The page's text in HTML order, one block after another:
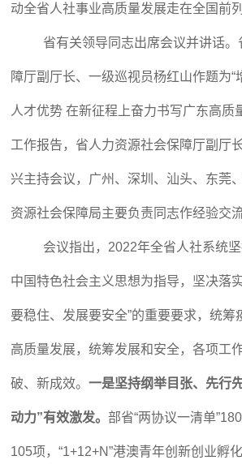
动全省人社事业高质量发展走在全国前列
省有关领导同志出席会议并讲话。
障厅副厅长、一级巡视员杨红山作题为“
人才优势 在新征程上奋力书写广东高质
工作报告，省人力资源社会保障厅副厅
兴主持会议，广州、深圳、汕头、东莞
资源社会保障局主要负责同志作经验交流
会议指出，2022年全省人社系统坚
中国特色社会主义思想为指导，坚决落
要稳住、发展要安全”的重要要求，统筹
高质量发展，统筹发展和安全，各项工
破、新成效。一是坚持纲举目张、先行
动力”有效激发。部省“两协议一清单
105项，“1+12+N”港澳青年创新创业孵